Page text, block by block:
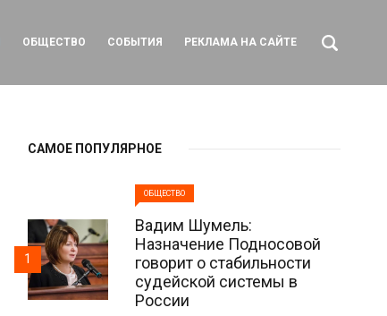
ОБЩЕСТВО СОБЫТИЯ РЕКЛАМА НА САЙТЕ
САМОЕ ПОПУЛЯРНОЕ
ОБЩЕСТВО
Вадим Шумель:
Назначение Подносовой
говорит о стабильности
судейской системы в
России
1